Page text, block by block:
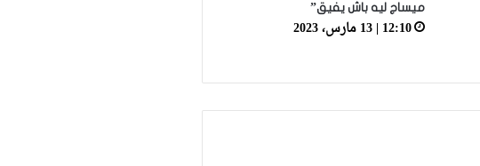
ميساج ليه باش يفيق”
12:10 | 13 مارس، 2023